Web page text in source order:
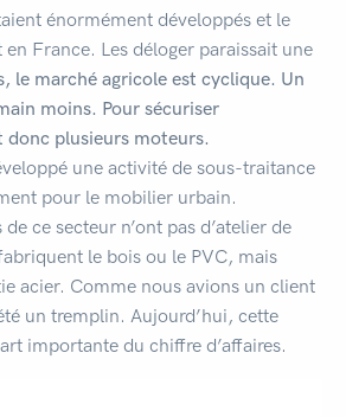
énormément développés et le
France. Les déloger paraissait une
le marché agricole est cyclique. Un
moins. Pour sécuriser
donc plusieurs moteurs.
une activité de sous-traitance
pour le mobilier urbain.
ce secteur n’ont pas d’atelier de
le bois ou le PVC, mais
acier. Comme nous avions un client
un tremplin. Aujourd’hui, cette
importante du chiffre d’affaires.